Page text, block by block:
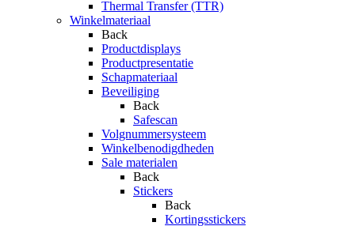
Thermal Transfer (TTR)
Winkelmateriaal
Back
Productdisplays
Productpresentatie
Schapmateriaal
Beveiliging
Back
Safescan
Volgnummersysteem
Winkelbenodigdheden
Sale materialen
Back
Stickers
Back
Kortingsstickers